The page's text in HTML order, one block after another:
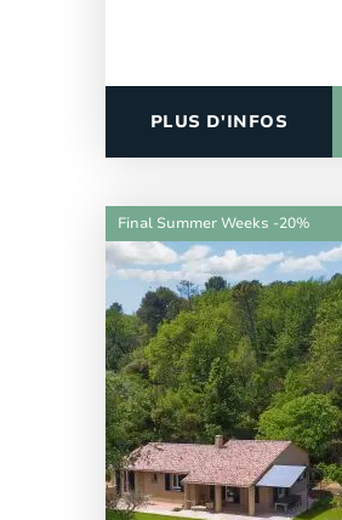
PLUS D'INFOS
Final Summer Weeks -20%